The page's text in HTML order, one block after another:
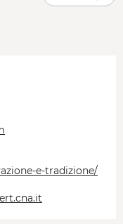
e-tradizione/